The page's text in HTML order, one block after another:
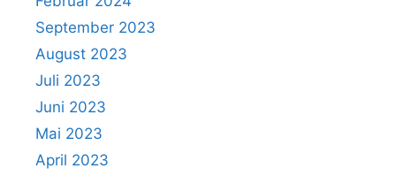
September 2023
August 2023
Juli 2023
Juni 2023
Mai 2023
April 2023